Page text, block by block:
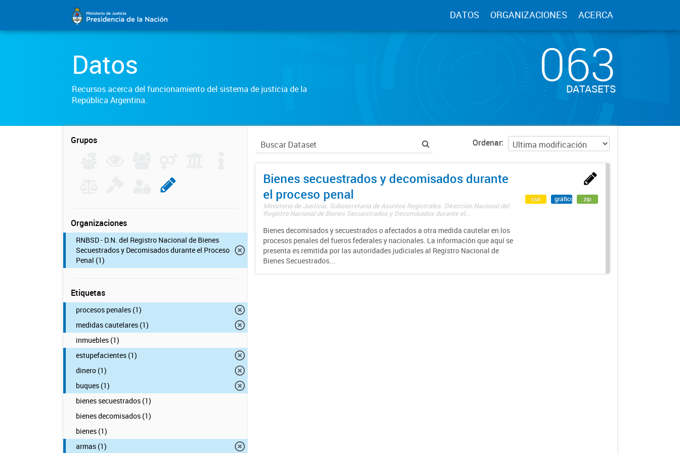
DATOS ORGANIZACIONES ACERCA
Datos
Recursos acerca del funcionamiento del sistema de justicia de la
República Argentina.
063
DATASETS
Grupos
Organizaciones
RNBSD - D.N. del Registro Nacional de Bienes
Secuestrados y Decomisados durante el Proceso
Penal (1)
Etiquetas
procesos penales (1)
medidas cautelares (1)
inmuebles (1)
estupefacientes (1)
dinero (1)
buques (1)
bienes secuestrados (1)
bienes decomisados (1)
bienes (1)
armas (1)
Ordenar
Bienes secuestrados y decomisados durante
el proceso penal
Ministerio de Justicia. Subsecretaría de Asuntos Registrales. Dirección Nacional del
Registro Nacional de Bienes Secuestrados y Decomisados durante el...
Bienes decomisados y secuestrados o afectados a otra medida cautelar en los
procesos penales del fueros federales y nacionales. La información que aquí se
presenta es remitida por las autoridades judiciales al Registro Nacional de
Bienes Secuestrados...
csv gráfico zip